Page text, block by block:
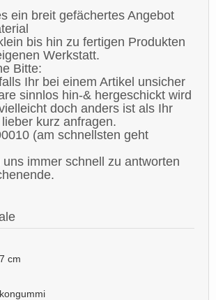
ein breit gefächertes Angebot
bis hin zu fertigen Produkten
Werkstatt.
Bitte:
Ihr bei einem Artikel unsicher
sinnlos hin-& hergeschickt wird
doch anders ist als Ihr
kurz anfragen.
(am schnellsten geht
immer schnell zu antworten
cm